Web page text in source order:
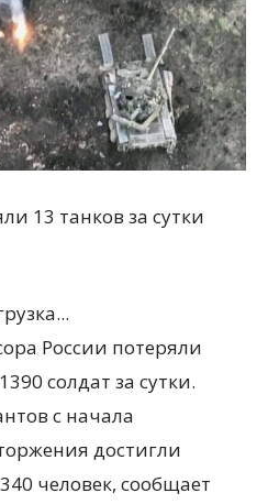
13 танков за сутки
России потеряли
солдат за сутки.
с начала
достигли
человек, сообщает